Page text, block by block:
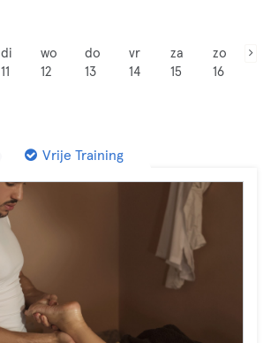
di
11
wo
12
do
13
vr
14
za
15
zo
16
Vrije Training